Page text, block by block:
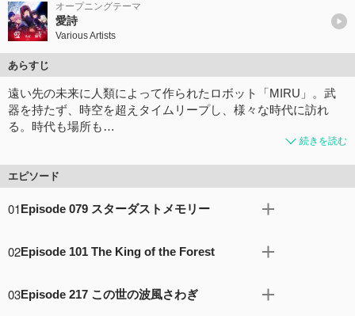
オープニングテーマ
愛詩
Various Artists
あらすじ
遠い先の未来に人類によって作られたロボット「MIRU」。武
器を持たず、時空を超えタイムリープし、様々な時代に訪れ
る。時代も場所も…
続きを読む
エピソード
01Episode 079 スターダストメモリー
務に携わってきたが、AI技術の進化により、上司から引退
性職員ウミだった。真剣に引き継ぎを受けようとするウミ
02Episode 101 The King of the Forest
観光客を案内する日々を送っているが、森の様子も幼い頃
03Episode 217 この世の波風さわぎ